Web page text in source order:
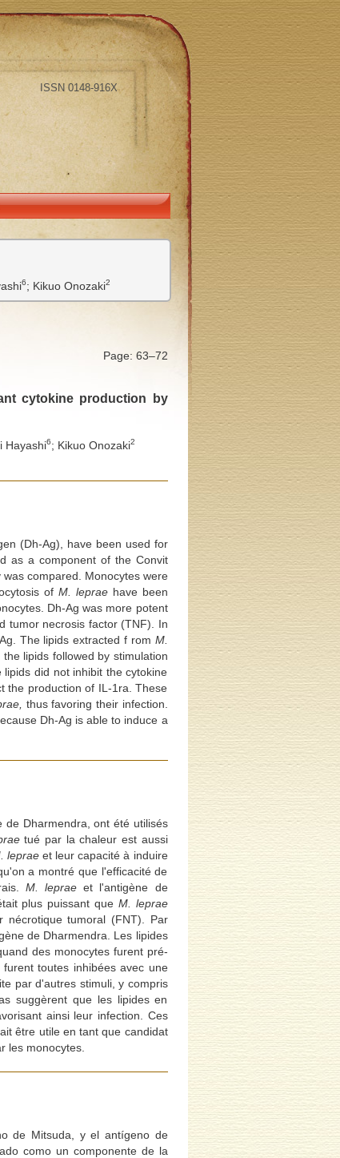
ISSN 0148-916X
6; Kikuo Onozaki2
Page: 63–72
cytokine production by
Hayashi6; Kikuo Onozaki2
(Dh-Ag), have been used for
as a component of the Convit
compared. Monocytes were
of M. lepraehave been
Dh-Ag was more potent
tumor necrosis factor (TNF). In
The lipids extracted f rom M.
lipids followed by stimulation
did not inhibit the cytokine
the production of IL-1ra. These
thus favoring their infection.
Dh-Ag is able to induce a
Dharmendra, ont été utilisés
tué par la chaleur est aussi
lepraeet leur capacité à induire
a montré que l'efficacité de
M. leprae et l'antigène de
plus puissant que M. leprae
nécrotique tumoral (FNT). Par
de Dharmendra. Les lipides
des monocytes furent pré-
toutes inhibées avec une
par d'autres stimuli, y compris
suggèrent que les lipides en
ainsi leur infection. Ces
être utile en tant que candidat
les monocytes.
de Mitsuda, y el antígeno de
como un componente de la